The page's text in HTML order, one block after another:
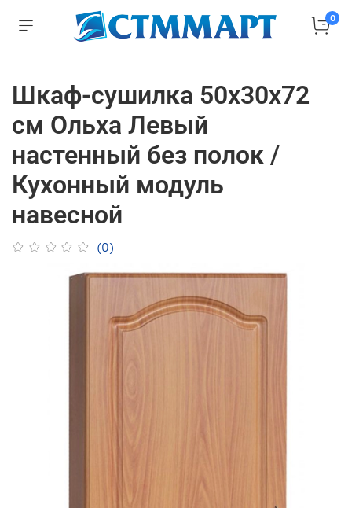
0
Шкаф-сушилка 50х30х72
см Ольха Левый
настенный без полок /
Кухонный модуль
навесной
(0)